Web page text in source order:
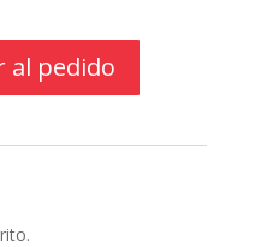
al pedido